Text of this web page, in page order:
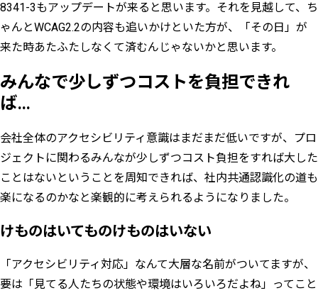
8341-3もアップデートが来ると思います。それを見越して、ち
ゃんとWCAG2.2の内容も追いかけといた方が、「その日」が
来た時あたふたしなくて済むんじゃないかと思います。
みんなで少しずつコストを負担できれ
ば…
会社全体のアクセシビリティ意識はまだまだ低いですが、プロ
ジェクトに関わるみんなが少しずつコスト負担をすれば大した
ことはないということを周知できれば、社内共通認識化の道も
楽になるのかなと楽観的に考えられるようになりました。
けものはいてものけものはいない
「アクセシビリティ対応」なんて大層な名前がついてますが、
要は「見てる人たちの状態や環境はいろいろだよね」ってこと